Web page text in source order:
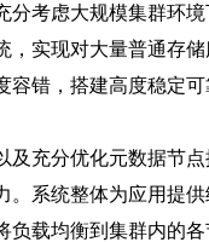
考虑大规模集群环境
，实现对大量普通存
容错，搭建高度稳定
充分优化元数据节点
。系统整体为应用提
负载均衡到集群内的